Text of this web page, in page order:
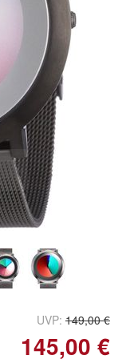
UVP: 149,00 €
145,00 €